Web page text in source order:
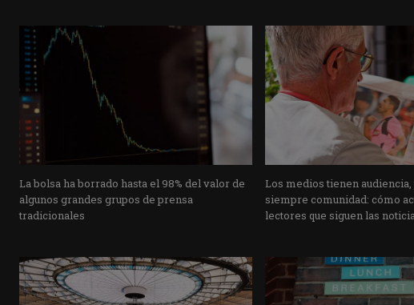
La bolsa ha borrado hasta el 98% del valor de
algunos grandes grupos de prensa
tradicionales
Los medios tienen
siempre comunidad: cómo
lectores que siguen las